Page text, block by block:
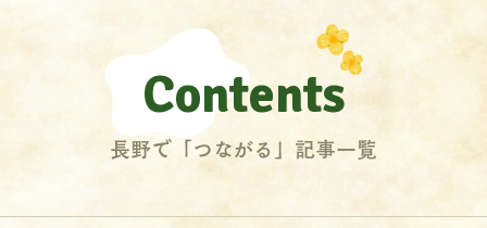
Contents
長野で「つながる」記事一覧